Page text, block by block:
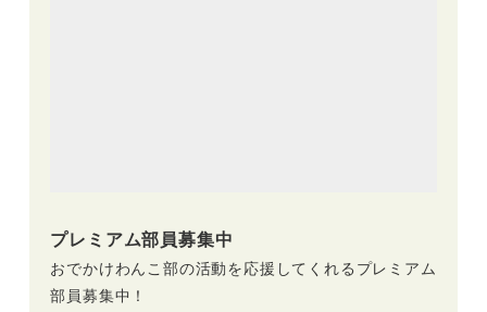
プレミアム部員募集中
おでかけわんこ部の活動を応援してくれるプレミアム
部員募集中！